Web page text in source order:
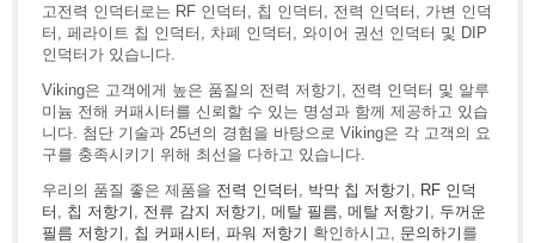
고전력 인덕터로는 RF 인덕터, 칩 인덕터, 전력 인덕터, 가변 인덕
터, 페라이트 칩 인덕터, 차폐 인덕터, 와이어 권선 인덕터 및 DIP
인덕터가 있습니다.
Viking은 고객에게 높은 품질의 전력 저항기, 전력 인덕터 및 알루
미늄 전해 커패시터를 신뢰할 수 있는 명성과 함께 제공하고 있습
니다. 첨단 기술과 25년의 경험을 바탕으로 Viking은 각 고객의 요
구를 충족시키기 위해 최선을 다하고 있습니다.
우리의 품질 좋은 제품을 전력 인덕터 박막 칩 저항기
RF 인덕
터
칩 저항기 전류 감지 저항기 메탈 필름 메탈 저항기
두꺼운
필름 저항기
칩 커패시터 파워 저항기 확인하시고, 문의하기 를